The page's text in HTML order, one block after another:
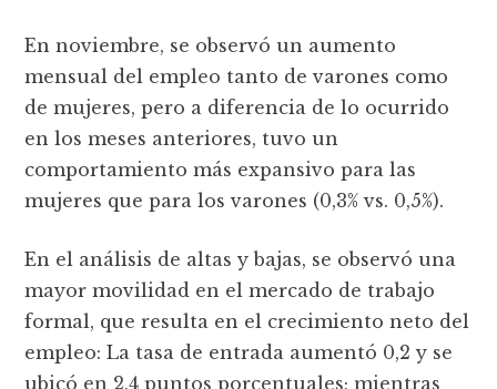
En noviembre, se observó un aumento
mensual del empleo tanto de varones como
de mujeres, pero a diferencia de lo ocurrido
en los meses anteriores, tuvo un
comportamiento más expansivo para las
mujeres que para los varones (0,3% vs. 0,5%).
En el análisis de altas y bajas, se observó una
mayor movilidad en el mercado de trabajo
formal, que resulta en el crecimiento neto del
empleo: La tasa de entrada aumentó 0,2 y se
ubicó en 2,4 puntos porcentuales; mientras